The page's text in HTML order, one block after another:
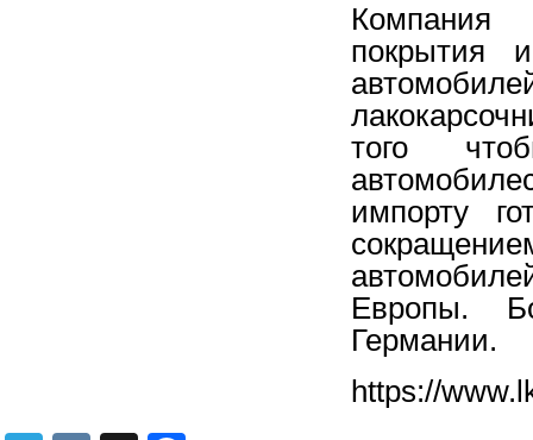
Компания
покрытия
того
импорту
Европы.
Германии.
https://